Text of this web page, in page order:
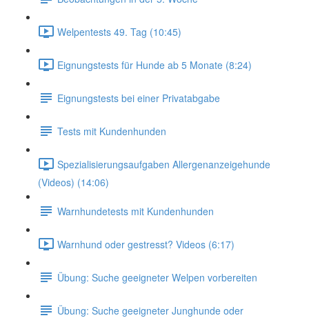
Welpentests 49. Tag (10:45)
Eignungstests für Hunde ab 5 Monate (8:24)
Eignungstests bei einer Privatabgabe
Tests mit Kundenhunden
Spezialisierungsaufgaben Allergenanzeigehunde
(Videos) (14:06)
Warnhundetests mit Kundenhunden
Warnhund oder gestresst? Videos (6:17)
Übung: Suche geeigneter Welpen vorbereiten
Übung: Suche geeigneter Junghunde oder